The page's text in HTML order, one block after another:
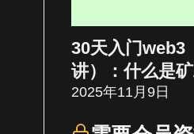
30天入门web3
讲）：什么是
2025年11月9日